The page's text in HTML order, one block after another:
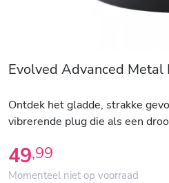
Evolved Advanced
Ontdek het gladde, strakke
vibrerende plug die als een
49,99
Momenteel niet op voorraad